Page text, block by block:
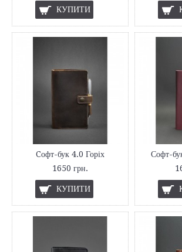
КУПИТИ
Cофт-бук 4.0 Горіх
1650 грн.
КУПИТИ
Софт-